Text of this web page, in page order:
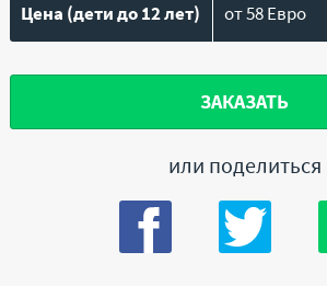
Цена (дети до 12 лет) от 58 Евро
ЗАКАЗАТЬ
или поделиться